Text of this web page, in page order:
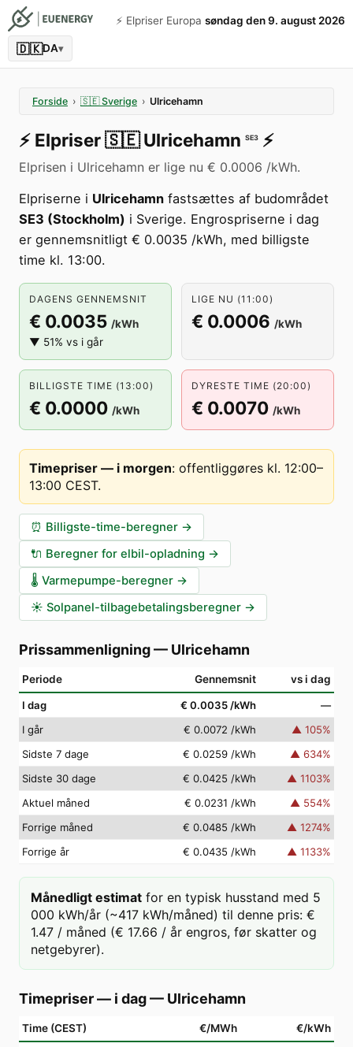
⚡️ Elpriser Europa søndag den 9. august 2026
🇩🇰DA▾
Forside › 🇸🇪 Sverige › Ulricehamn
⚡️ Elpriser🇸🇪 Ulricehamn SE3 ⚡️
Elprisen i Ulricehamn er lige nu € 0.0006 /kWh.
Elpriserne i Ulricehamn fastsættes af budområdet
SE3 (Stockholm) i Sverige. Engrospriserne i dag
er gennemsnitligt € 0.0035 /kWh, med billigste
time kl. 13:00.
DAGENS GENNEMSNIT
€ 0.0035 /kWh
▼ 51% vs i går
LIGE NU (11:00)
€ 0.0006 /kWh
BILLIGSTE TIME (13:00)
€ 0.0000 /kWh
DYRESTE TIME (20:00)
€ 0.0070 /kWh
Timepriser — i morgen: offentliggøres kl. 12:00–
13:00 CEST.
⏰ Billigste-time-beregner →
🔌 Beregner for elbil-opladning →
🌡️ Varmepumpe-beregner →
☀️ Solpanel-tilbagebetalingsberegner →
Prissammenligning— Ulricehamn
Periode Gennemsnit vs i dag
I dag € 0.0035 /kWh
—
I går
€ 0.0072 /kWh ▲ 105%
Sidste 7 dage
€ 0.0259 /kWh ▲ 634%
Sidste 30 dage
€ 0.0425 /kWh ▲ 1103%
Aktuel måned
€ 0.0231 /kWh ▲ 554%
Forrige måned
€ 0.0485 /kWh ▲ 1274%
Forrige år
€ 0.0435 /kWh ▲ 1133%
Månedligt estimat for en typisk husstand med 5
000 kWh/år (~417 kWh/måned) til denne pris: €
1.47 / måned (€ 17.66 / år engros, før skatter og
netgebyrer).
Timepriser — i dag— Ulricehamn
Time (CEST) €/MWh €/kWh